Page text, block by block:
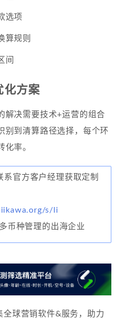
选项
算规则
间
化方案
解决需要技术+运营的组合
别到清算路径选择，每个环
化率。
系官方客户经理获取定制
s/li
币种管理的出海企业
全球营销软件&服务，助力